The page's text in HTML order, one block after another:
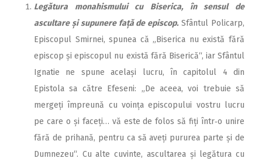
Legătura monahismului cu Biserica, în sensul de
ascultare și supunere față de episcop. Sfântul Policarp,
Episcopul Smirnei, spunea că „Biserica nu există fără
episcop și episcopul nu există fără Biserică“, iar Sfântul
Ignatie ne spune același lucru, în capitolul 4 din
Epistola sa către Efeseni: „De aceea, voi trebuie să
mergeți împreună cu voința episcopului vostru lucru
pe care o și faceți… vă este de folos să fiți într‑o unire
fără de prihană, pentru ca să aveți pururea parte și de
Dumnezeu“. Cu alte cuvinte, ascultarea și legătura cu